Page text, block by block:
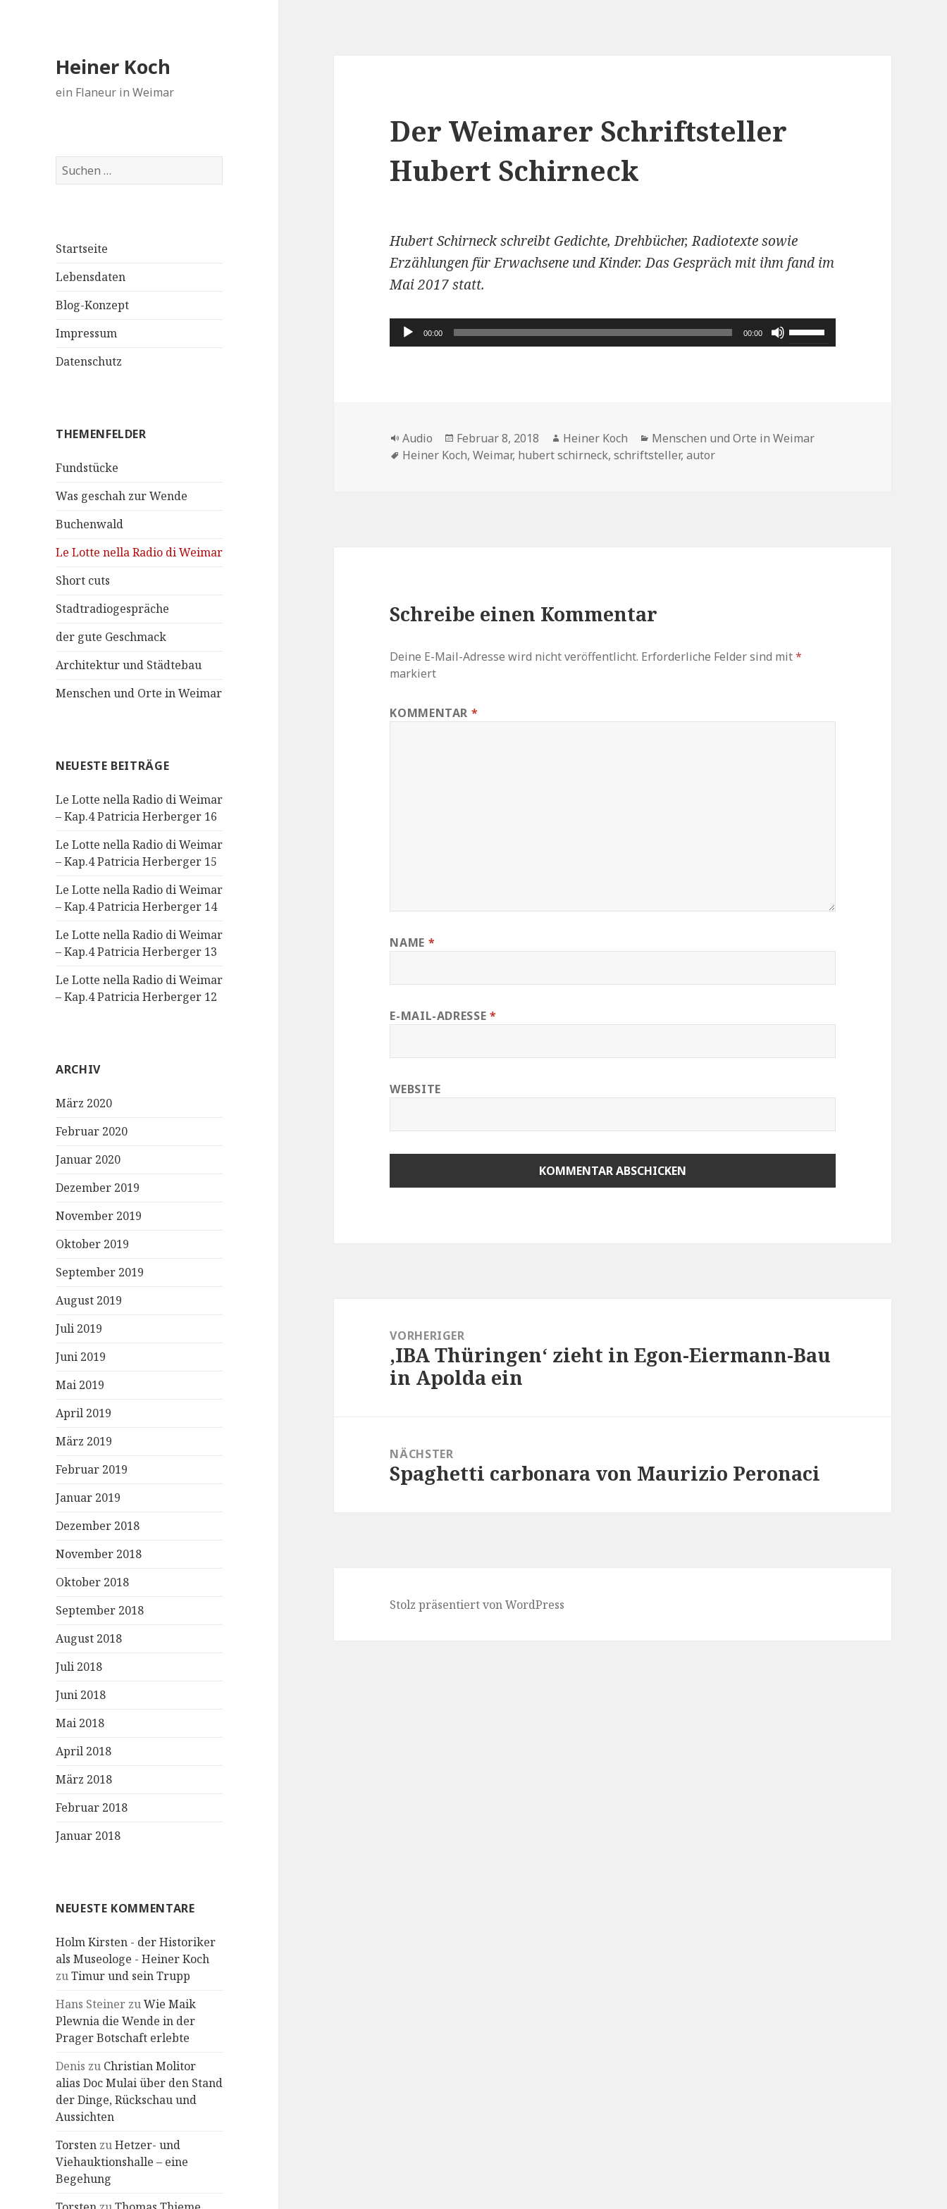
Heiner Koch
ein Flaneur in Weimar
Suchen
nach:
Startseite
Lebensdaten
Blog-Konzept
Impressum
Datenschutz
THEMENFELDER
Fundstücke
Was geschah zur Wende
Buchenwald
Le Lotte nella Radio di Weimar
Short cuts
Stadtradiogespräche
der gute Geschmack
Architektur und Städtebau
Menschen und Orte in Weimar
NEUESTE BEITRÄGE
Le Lotte nella Radio di Weimar
– Kap.4 Patricia Herberger 16
Le Lotte nella Radio di Weimar
– Kap.4 Patricia Herberger 15
Le Lotte nella Radio di Weimar
– Kap.4 Patricia Herberger 14
Le Lotte nella Radio di Weimar
– Kap.4 Patricia Herberger 13
Le Lotte nella Radio di Weimar
– Kap.4 Patricia Herberger 12
ARCHIV
März 2020
Februar 2020
Januar 2020
Dezember 2019
November 2019
Oktober 2019
September 2019
August 2019
Juli 2019
Juni 2019
Mai 2019
April 2019
März 2019
Februar 2019
Januar 2019
Dezember 2018
November 2018
Oktober 2018
September 2018
August 2018
Juli 2018
Juni 2018
Mai 2018
April 2018
März 2018
Februar 2018
Januar 2018
NEUESTE KOMMENTARE
Holm Kirsten - der Historiker
als Museologe - Heiner Koch
zuTimur und sein Trupp
Hans Steiner zuWie Maik
Plewnia die Wende in der
Prager Botschaft erlebte
Denis zu Christian Molitor
alias Doc Mulai über den Stand
der Dinge, Rückschau und
Aussichten
Torsten zuHetzer- und
Viehauktionshalle – eine
Begehung
Der Weimarer Schriftsteller
Hubert Schirneck
Hubert Schirneck schreibt Gedichte, Drehbücher, Radiotexte sowie
Erzählungen für Erwachsene und Kinder. Das Gespräch mit ihm fand im
Mai 2017 statt.
Audio-
Player
00:00 00:00
Pfeiltasten
Hoch/Runter
Lautstärke
Format
Audio
Veröffentlicht
am
Februar 8, 2018 Autor
Heiner Koch Kategorien
Menschen und Orte in Weimar
Schlagwörter
Heiner Koch,Weimar, hubert schirneck,schriftsteller,autor
Schreibe einen Kommentar
Deine E-Mail-Adresse wird nicht veröffentlicht. Erforderliche Felder sind mit*
markiert
KOMMENTAR *
NAME *
E-MAIL-ADRESSE *
WEBSITE
VORHERIGER
Vorheriger
Beitrag:
,IBA Thüringen‘ zieht in Egon-Eiermann-Bau
in Apolda ein
NÄCHSTER
Nächster
Spaghetti carbonara von Maurizio Peronaci
Stolz präsentiert von WordPress